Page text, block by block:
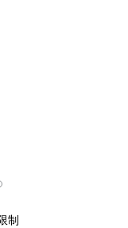
制